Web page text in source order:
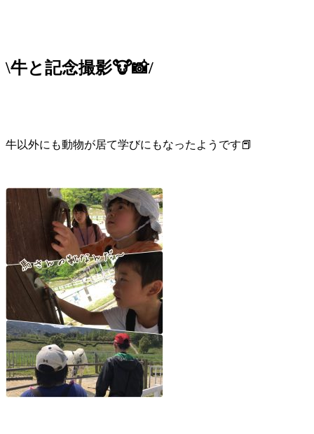
\牛と記念撮影🐮📸/
牛以外にも動物が居て学びにもなったようです📕